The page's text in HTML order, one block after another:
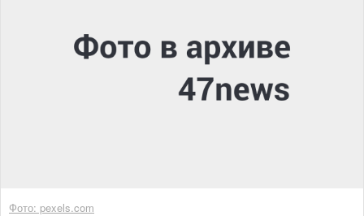
Фото: pexels.com